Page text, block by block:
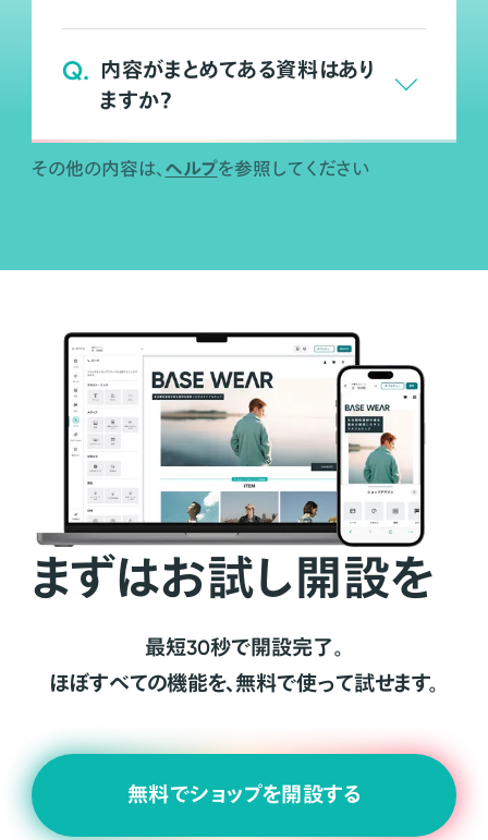
Q. 内容がまとめてある資料はあり
ますか？
その他の内容は、 ヘルプを参照してください
まずはお試し開設を
最短30秒で開設完了。
ほぼすべての機能を、無料で使って試せます。
無料でショップを開設する